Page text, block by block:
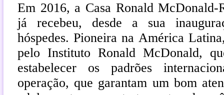
Em 2016, a Casa Ronald McDonald-
já recebeu, desde a sua
hóspedes. Pioneira na América
pelo Instituto Ronald McDonald,
estabelecer os padrões
operação, que garantam um bom